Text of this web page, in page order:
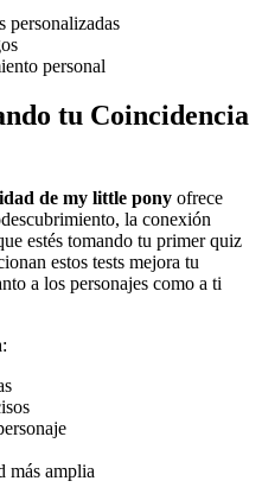
personalizadas
personal
tu Coincidencia
de my little pony ofrece
la conexión
estés tomando tu primer quiz
estos tests mejora tu
a los personajes como a ti
más amplia